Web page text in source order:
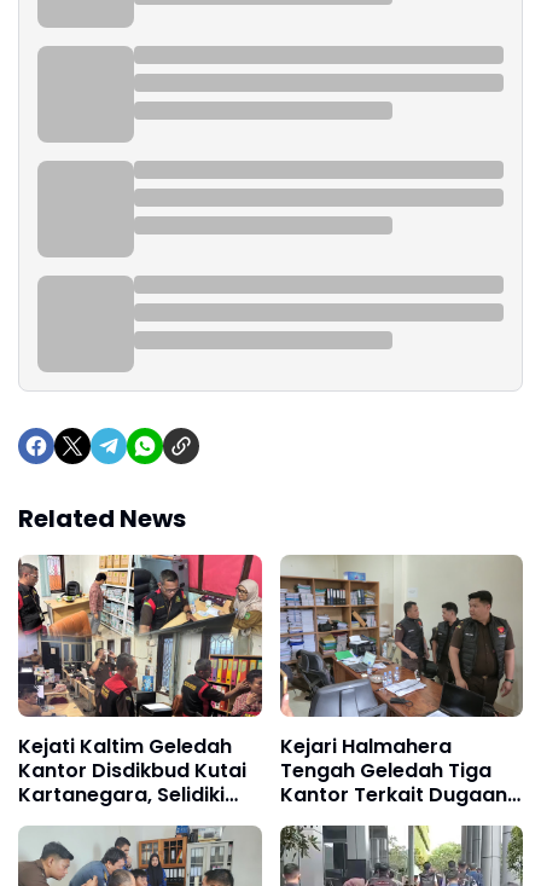
Related News
Kejati Kaltim Geledah
Kantor Disdikbud Kutai
Kartanegara, Selidiki
Dugaan Korupsi TPP
Guru 2020–2025
Kejari Halmahera
Tengah Geledah Tiga
Kantor Terkait Dugaan
Korupsi Pembangunan
Islamic Center Tahun
2022